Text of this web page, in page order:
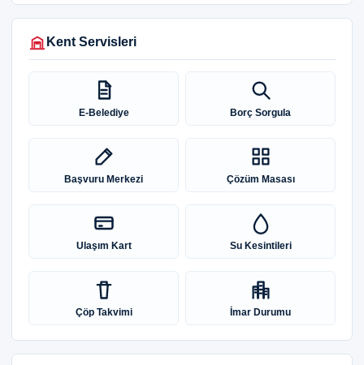
Kent Servisleri
E-Belediye Borç Sorgula
Başvuru Merkezi Çözüm Masası
Ulaşım Kart Su Kesintileri
Çöp Takvimi İmar Durumu